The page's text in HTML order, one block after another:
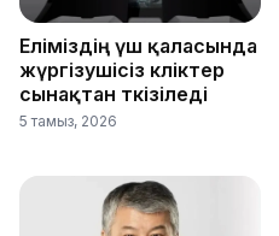
Еліміздің үш қаласында
жүргізушісіз көліктер
сынақтан өткізіледі
5 тамыз, 2026